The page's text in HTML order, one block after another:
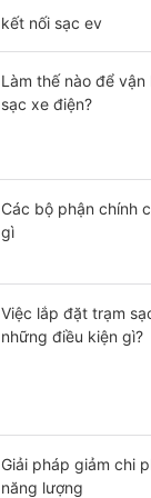
kết nối sạc ev
Làm thế nào để
sạc xe điện?
Các bộ phận chính
gì
Việc lắp đặt trạm
những điều kiện gì?
Giải pháp giảm chi
năng lượng